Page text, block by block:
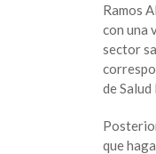
Ramos
con una
sector
de
que